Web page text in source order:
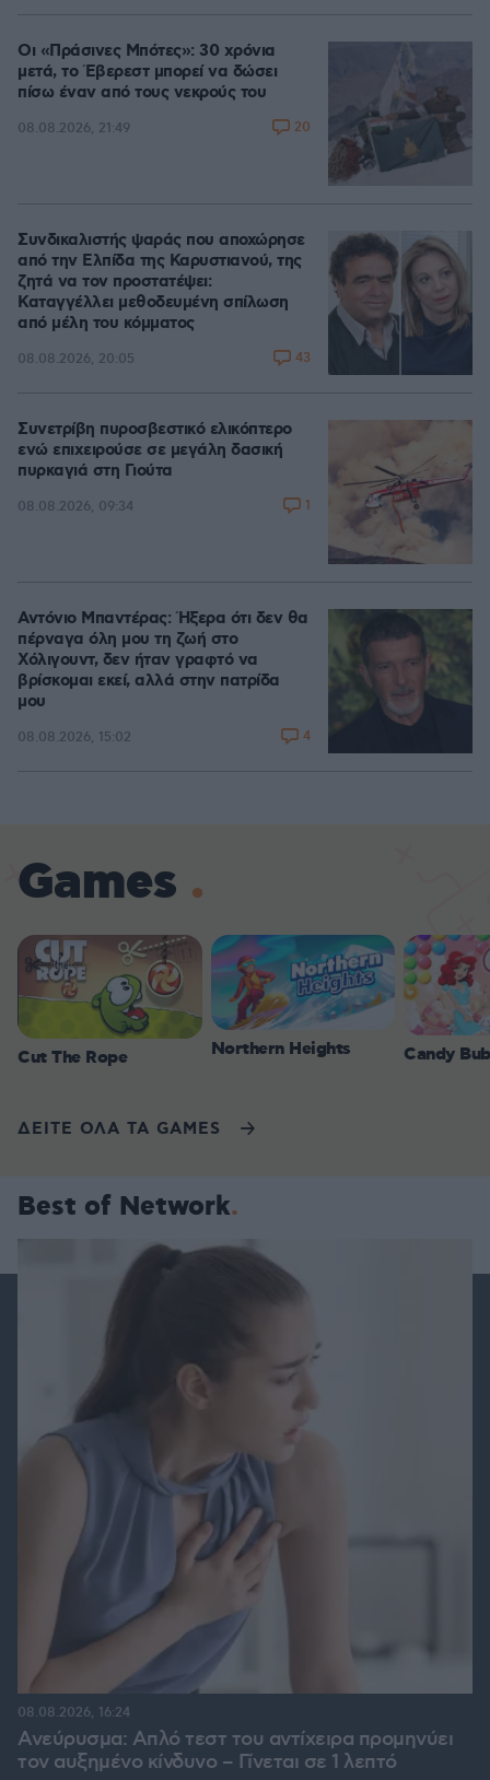
Οι «Πράσινες Μπότες»: 30 χρόνια
μετά, το Έβερεστ μπορεί να δώσει
πίσω έναν από τους νεκρούς του
08.08.2026, 21:49 20
Συνδικαλιστής ψαράς που αποχώρησε
από την Ελπίδα της Καρυστιανού, της
ζητά να τον προστατέψει:
Καταγγέλλει μεθοδευμένη σπίλωση
από μέλη του κόμματος
08.08.2026, 20:05 43
Συνετρίβη πυροσβεστικό ελικόπτερο
ενώ επιχειρούσε σε μεγάλη δασική
πυρκαγιά στη Γιούτα
08.08.2026, 09:34 1
Αντόνιο Μπαντέρας: Ήξερα ότι δεν θα
πέρναγα όλη μου τη ζωή στο
Χόλιγουντ, δεν ήταν γραφτό να
βρίσκομαι εκεί, αλλά στην πατρίδα
μου
08.08.2026, 15:02 4
Games
Cut The Rope Northern Heights Candy
ΔΕΙΤΕ ΟΛΑ ΤΑ GAMES
Best of Network
Ανεύρυσμα: Απλό τεστ του αντίχειρα προμηνύει
τον αυξημένο κίνδυνο – Γίνεται σε 1 λεπτό
08.08.2026, 16:24